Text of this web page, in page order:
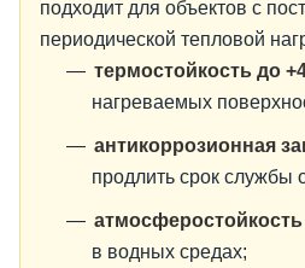
подходит для объектов с
периодической тепловой
термостойкость до
нагреваемых
антикоррозионная
продлить срок службы
атмосферостойкость
в водных средах;